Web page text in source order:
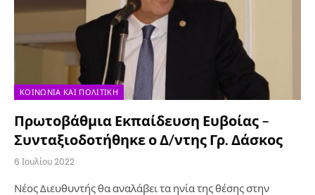
ΚΟΙΝΩΝΊΑ ΚΑΙ ΠΟΛΙΤΙΚΉ
Πρωτοβάθμια Εκπαίδευση Ευβοίας –
Συνταξιοδοτήθηκε ο Δ/ντης Γρ. Δάσκος
6 Ιουλίου 2022
Νέος Διευθυντής θα αναλάβει τα ηνία της θέσης στην